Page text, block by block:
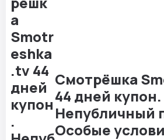
Смотрёшка
44 дней купон.
Непубличный
Особые